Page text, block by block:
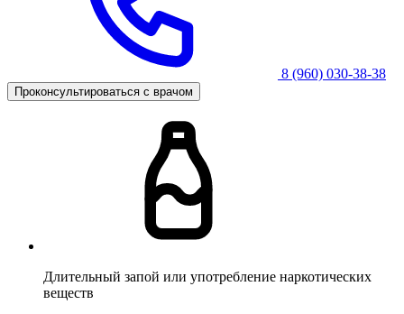
8 (960) 030-38-38
Проконсультироваться с врачом
Длительный запой или употребление наркотических
веществ